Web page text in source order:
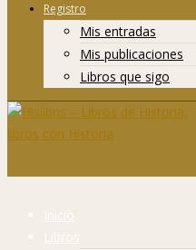
Registro
Mis entradas
Mis publicaciones
Libros que sigo
Inicio
Libros